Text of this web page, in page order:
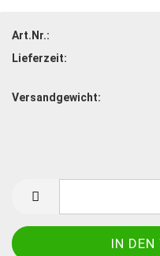
Art.Nr.:
Lieferzeit:
Versandgewicht: